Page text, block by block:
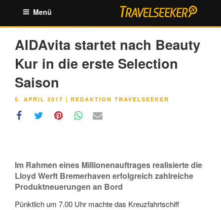
springen
Menü
AIDAvita startet nach Beauty
Kur in die erste Selection
Saison
VERÖFFENTLICHT
5. APRIL 2017 | REDAKTION TRAVELSEEKER
Im Rahmen eines Millionenauftrages realisierte die
Lloyd Werft Bremerhaven erfolgreich zahlreiche
Produktneuerungen an Bord
Pünktlich um 7.00 Uhr machte das Kreuzfahrtschiff